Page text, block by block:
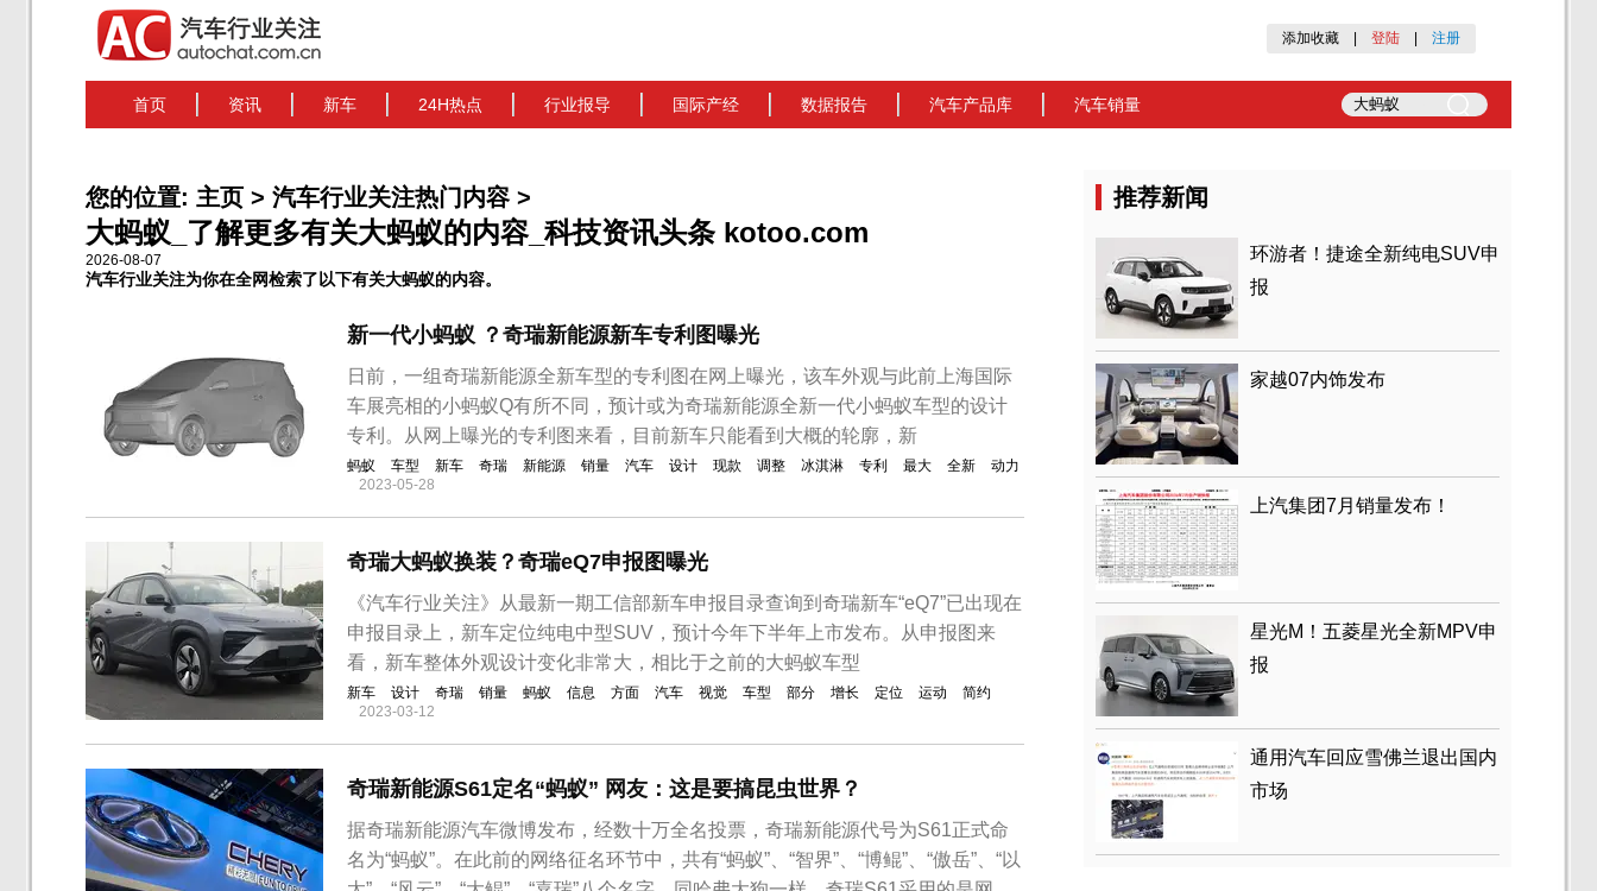
添加收藏 登陆 注册
首页 资讯 新车 24H热点 行业报导 国际产经 数据报告 汽车产品库 汽车销量
您的位置: 主页 > 汽车行业关注热门内容 >
大蚂蚁_了解更多有关大蚂蚁的内容_科技资讯头条 kotoo.com
2026-08-07
汽车行业关注为你在全网检索了以下有关大蚂蚁的内容。
新一代小蚂蚁 ？奇瑞新能源新车专利图曝光
日前，一组奇瑞新能源全新车型的专利图在网上曝光，该车外观与此前上海国际
车展亮相的小蚂蚁Q有所不同，预计或为奇瑞新能源全新一代小蚂蚁车型的设计
专利。从网上曝光的专利图来看，目前新车只能看到大概的轮廓，新
蚂蚁 车型 新车 奇瑞 新能源 销量 汽车 设计 现款 调整 冰淇淋 专利 最大 全新
动力
2023-05-28
奇瑞大蚂蚁换装？奇瑞eQ7申报图曝光
《汽车行业关注》从最新一期工信部新车申报目录查询到奇瑞新车“eQ7”已出现在
申报目录上，新车定位纯电中型SUV，预计今年下半年上市发布。从申报图来
看，新车整体外观设计变化非常大，相比于之前的大蚂蚁车型
新车 设计 奇瑞 销量 蚂蚁 信息 方面 汽车 视觉 车型 部分 增长 定位 运动
简约
2023-03-12
奇瑞新能源S61定名“蚂蚁” 网友：这是要搞昆虫世界？
据奇瑞新能源汽车微博发布，经数十万全名投票，奇瑞新能源代号为S61正式命
名为“蚂蚁”。在此前的网络征名环节中，共有“蚂蚁”、“智界”、“博鲲”、“傲岳”、“以
推荐新闻
环游者！捷途全新纯电SUV申
报
家越07内饰发布
上汽集团7月销量发布！
星光M！五菱星光全新MPV申
报
通用汽车回应雪佛兰退出国内
市场